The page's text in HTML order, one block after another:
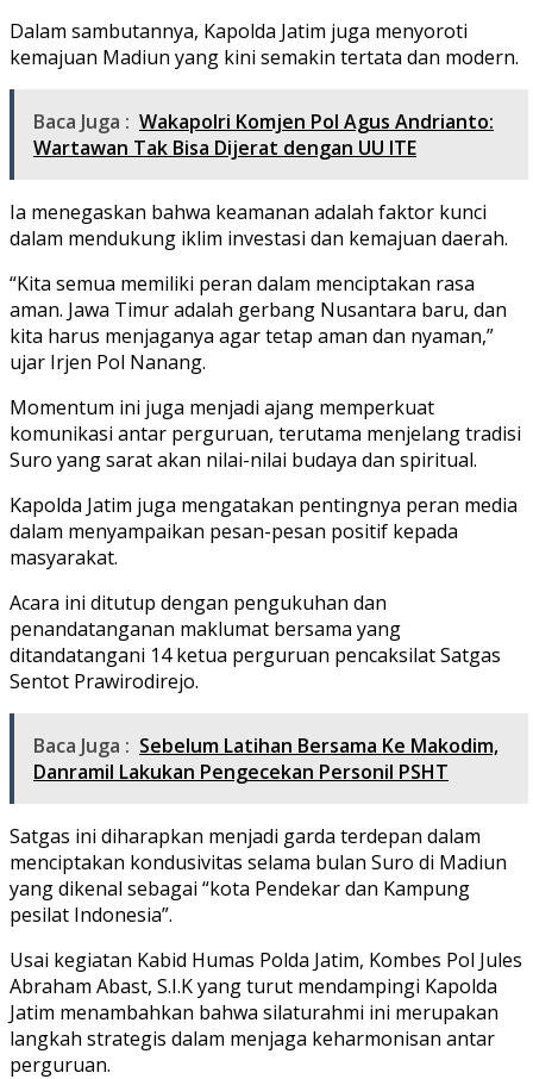
Dalam sambutannya, Kapolda Jatim juga menyoroti
kemajuan Madiun yang kini semakin tertata dan modern.
Baca Juga : Wakapolri Komjen Pol Agus Andrianto:
Wartawan Tak Bisa Dijerat dengan UU ITE
Ia menegaskan bahwa keamanan adalah faktor kunci
dalam mendukung iklim investasi dan kemajuan daerah.
“Kita semua memiliki peran dalam menciptakan rasa
aman. Jawa Timur adalah gerbang Nusantara baru, dan
kita harus menjaganya agar tetap aman dan nyaman,”
ujar Irjen Pol Nanang.
Momentum ini juga menjadi ajang memperkuat
komunikasi antar perguruan, terutama menjelang tradisi
Suro yang sarat akan nilai-nilai budaya dan spiritual.
Kapolda Jatim juga mengatakan pentingnya peran media
dalam menyampaikan pesan-pesan positif kepada
masyarakat.
Acara ini ditutup dengan pengukuhan dan
penandatanganan maklumat bersama yang
ditandatangani 14 ketua perguruan pencaksilat Satgas
Sentot Prawirodirejo.
Baca Juga : Sebelum Latihan Bersama Ke Makodim,
Danramil Lakukan Pengecekan Personil PSHT
Satgas ini diharapkan menjadi garda terdepan dalam
menciptakan kondusivitas selama bulan Suro di Madiun
yang dikenal sebagai “kota Pendekar dan Kampung
pesilat Indonesia”.
Usai kegiatan Kabid Humas Polda Jatim, Kombes Pol Jules
Abraham Abast, S.I.K yang turut mendampingi Kapolda
Jatim menambahkan bahwa silaturahmi ini merupakan
langkah strategis dalam menjaga keharmonisan antar
perguruan.